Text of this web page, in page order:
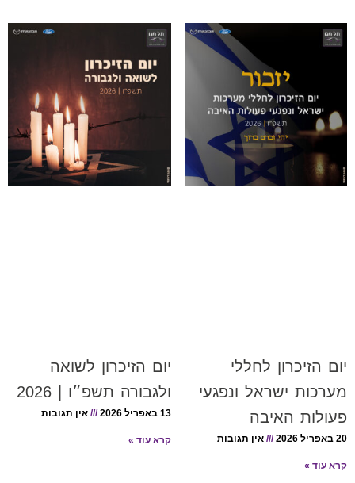
יום הזיכרון לחללי
מערכות ישראל ונפגעי
פעולות האיבה
20 באפריל 2026 אין תגובות
קרא עוד »
יום הזיכרון לשואה
ולגבורה תשפ״ו | 2026
13 באפריל 2026 אין תגובות
קרא עוד »